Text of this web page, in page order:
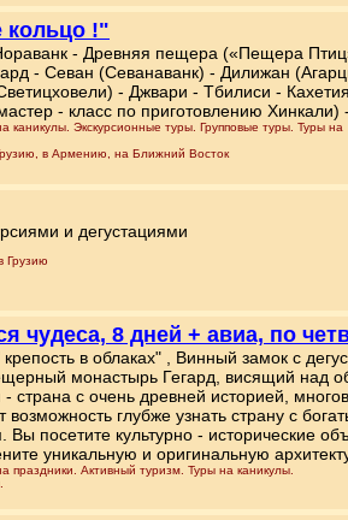
кольцо !"
- Древняя пещера («Пещера
- Севан (Севанаванк) - Дилижан
- Джвари - Тбилиси -
- класс по приготовлению Хинкали)
каникулы. Экскурсионные туры. Групповые туры. Туры на
в Армению, на Ближний Восток
и дегустациями
Грузию
чудеса, 8 дней + авиа, по
в облаках" , Винный замок с
монастырь Гегард, висящий над
страна с очень древней историей,
возможность глубже узнать страну с
Вы посетите культурно - исторические
уникальную и оригинальную
праздники. Активный туризм. Туры на каникулы.